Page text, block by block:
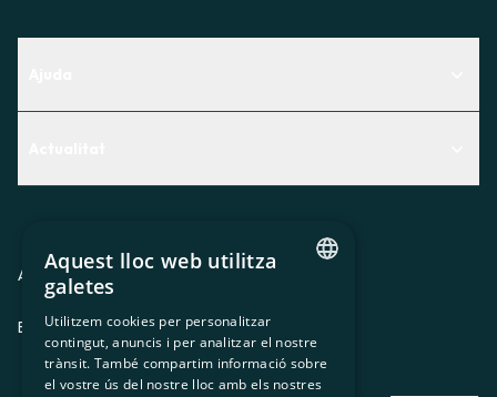
Premsa
Treballa amb nosaltres
Avis legal Política de privacitatPolítica de cookies
ES CAGLEU
SPANISH
GL
Aquest lloc web utilitza
galetes
Utilitzem cookies per personalitzar
contingut, anuncis i per analitzar el nostre
trànsit. També compartim informació sobre
el vostre ús del nostre lloc amb els nostres